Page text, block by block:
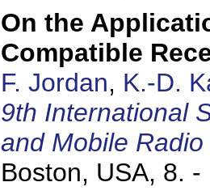
On the
Compatible
F. Jordan, K.-D.
9th International
and Mobile
Boston, USA, 8. -